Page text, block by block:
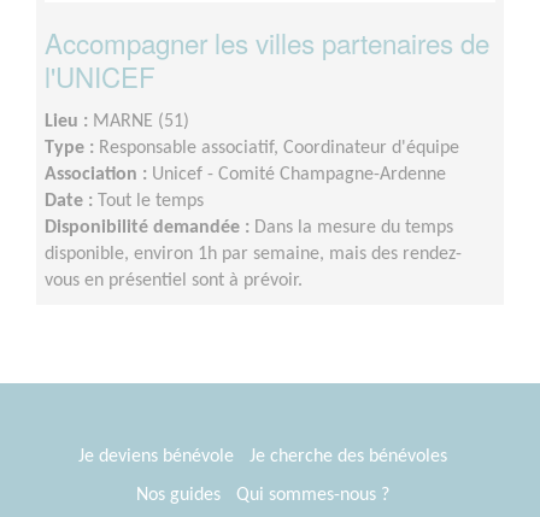
Accompagner les villes partenaires de
l'UNICEF
Lieu : MARNE (51)
Type : Responsable associatif, Coordinateur d'équipe
Association : Unicef - Comité Champagne-Ardenne
Date :
Tout le temps
Disponibilité demandée : Dans la mesure du temps
disponible, environ 1h par semaine, mais des rendez-
vous en présentiel sont à prévoir.
Je deviens bénévole
Je cherche des bénévoles
Nos guides
Qui sommes-nous ?